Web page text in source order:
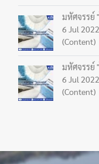
มหัศจรรย์
6 Jul 2022
(Content)
มหัศจรรย์
6 Jul 2022
(Content)